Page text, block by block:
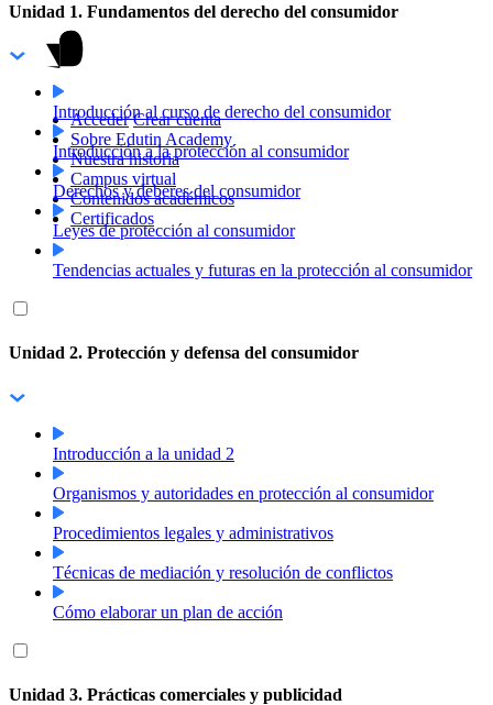
Acceder Crear cuenta
Sobre Edutin Academy
Nuestra historia
Campus virtual
Contenidos académicos
Certificados
Unidad 1. Fundamentos del derecho del consumidor
Introducción al curso de derecho del consumidor
Introducción a la protección al consumidor
Derechos y deberes del consumidor
Leyes de protección al consumidor
Tendencias actuales y futuras en la protección al consumidor
Unidad 2. Protección y defensa del consumidor
Introducción a la unidad 2
Organismos y autoridades en protección al consumidor
Procedimientos legales y administrativos
Técnicas de mediación y resolución de conflictos
Cómo elaborar un plan de acción
Unidad 3. Prácticas comerciales y publicidad